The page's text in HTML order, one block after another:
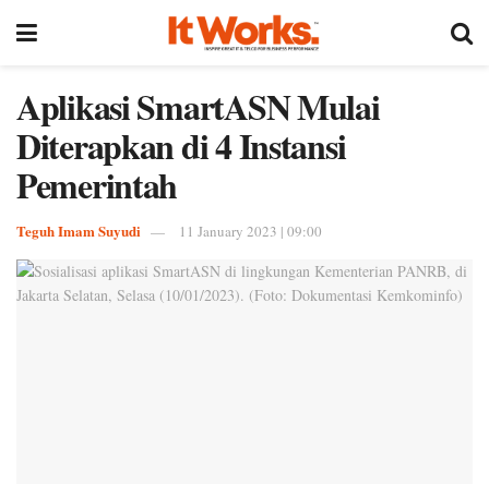
Aplikasi SmartASN Mulai
Diterapkan di 4 Instansi
Pemerintah
Teguh Imam Suyudi 11 January 2023 | 09:00